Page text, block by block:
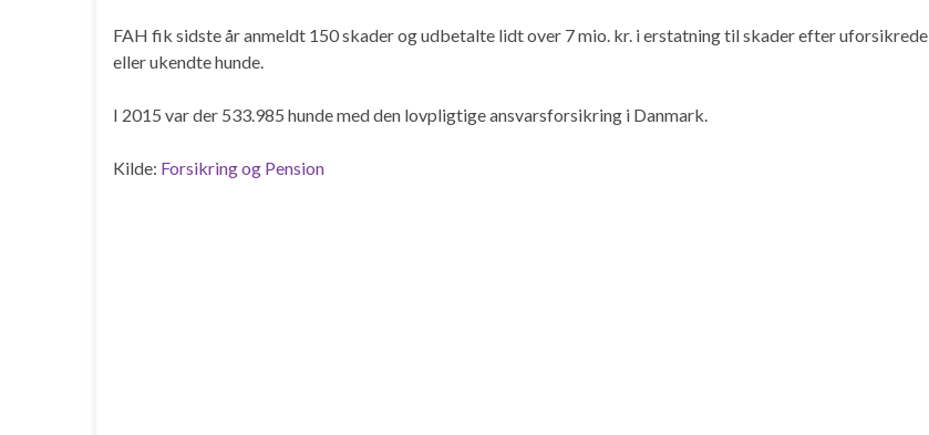
FAH fik sidste år anmeldt 150 skader og udbetalte lidt over 7 mio. kr. i erstatning til skader efter uforsikrede
eller ukendte hunde.
I 2015 var der 533.985 hunde med den lovpligtige ansvarsforsikring i Danmark.
​​Kilde: Forsikring og Pension